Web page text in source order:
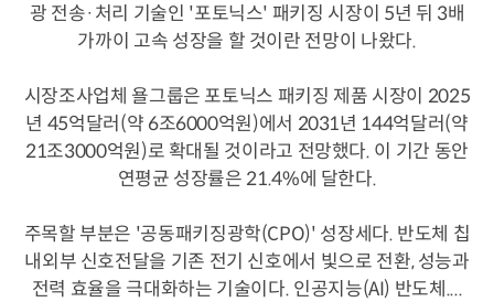
광 전송·처리 기술인 '포토닉스' 패키징 시장이 5년 뒤 3배
가까이 고속 성장을 할 것이란 전망이 나왔다.
시장조사업체 욜그룹은 포토닉스 패키징 제품 시장이 2025
년 45억달러(약 6조6000억원)에서 2031년 144억달러(약
21조3000억원)로 확대될 것이라고 전망했다. 이 기간 동안
연평균 성장률은 21.4%에 달한다.
주목할 부분은 '공동패키징광학(CPO)' 성장세다. 반도체 칩
내외부 신호전달을 기존 전기 신호에서 빛으로 전환, 성능과
전력 효율을 극대화하는 기술이다. 인공지능(AI) 반도체....